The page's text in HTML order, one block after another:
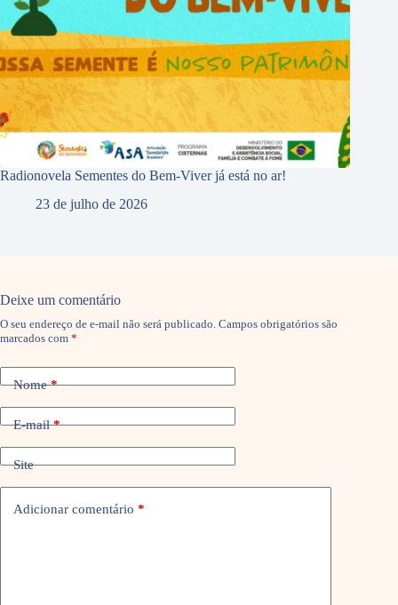
Radionovela Sementes do Bem-Viver já está no ar!
23 de julho de 2026
Deixe um comentário
O seu endereço de e-mail não será publicado. Campos obrigatórios são
marcados com *
Nome*
E-mail*
Site
Adicionar comentário *